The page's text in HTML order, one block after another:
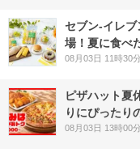
セブン‐イレ
場！夏に食べ
08月03日 11時30分
ピザハット夏
りにぴったり
08月03日 13時00分